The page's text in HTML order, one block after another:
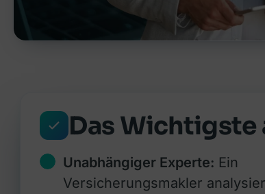
Das Wichtigste
Unabhängiger Experte: Ein
Versicherungsmakler